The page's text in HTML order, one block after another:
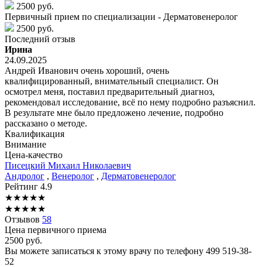
2500 руб.
Первичный прием по специализации - Дерматовенеролог
2500 руб.
Последний отзыв
Ирина
24.09.2025
Андрей Иванович очень хороший, очень
квалифицированный, внимательный специалист. Он
осмотрел меня, поставил предварительный диагноз,
рекомендовал исследование, всё по нему подробно разъяснил.
В результате мне было предложено лечение, подробно
рассказано о методе.
Квалификация
Внимание
Цена-качество
Писецкий Михаил Николаевич
Андролог , Венеролог , Дерматовенеролог
Рейтинг 4.9
★★★★★
★★★★★
Отзывов 58
Цена первичного приема
2500 руб.
Вы можете записаться к этому врачу по телефону 499 519-38-
52